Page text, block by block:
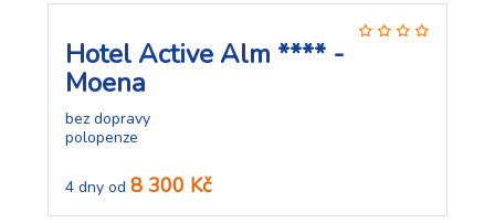
Hotel Active Alm **** -
Moena
bez dopravy
polopenze
4 dny od 8 300 Kč